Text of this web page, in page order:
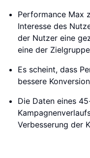
Performance Max
Interesse des
der Nutzer eine
eine der
Es scheint, dass
bessere
Die Daten eines
Verbesserung der